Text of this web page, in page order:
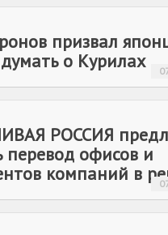
призвал
о Курилах
РОССИЯ
перевод офисов и
компаний в